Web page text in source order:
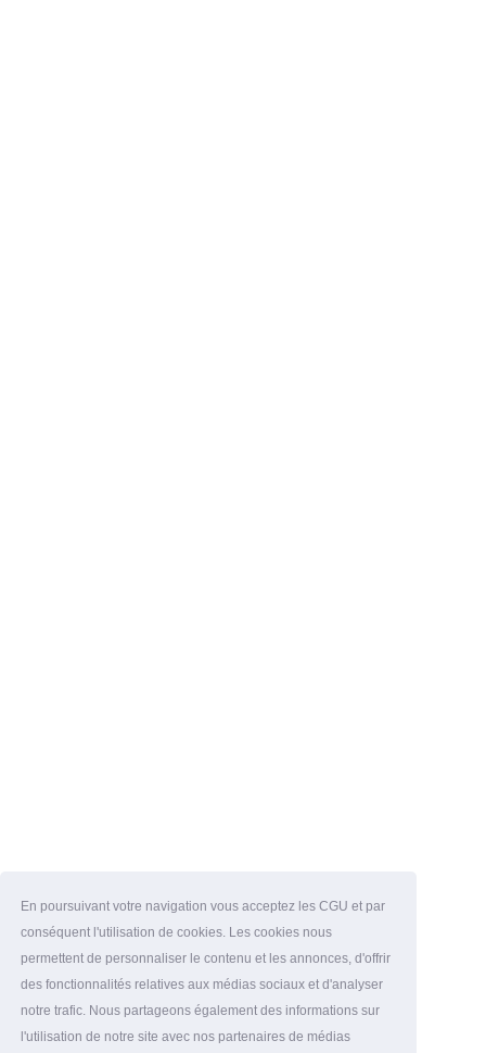
En poursuivant votre navigation vous acceptez les CGU et par
conséquent l'utilisation de cookies. Les cookies nous
permettent de personnaliser le contenu et les annonces, d'offrir
des fonctionnalités relatives aux médias sociaux et d'analyser
notre trafic. Nous partageons également des informations sur
l'utilisation de notre site avec nos partenaires de médias